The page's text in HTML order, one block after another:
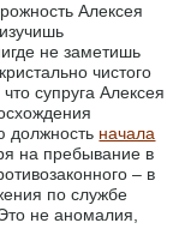
Алексея
не заметишь
чистого
супруга Алексея
должность начала
на пребывание в
– в
по службе
не аномалия,